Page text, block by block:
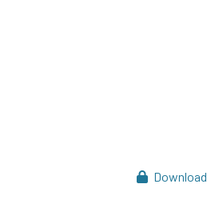
Download